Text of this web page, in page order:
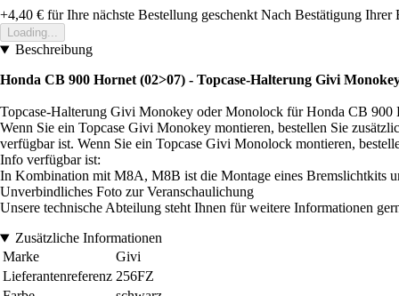
+4,40 € für Ihre nächste Bestellung geschenkt Nach Bestätigung Ihrer
Loading...
Beschreibung
Honda CB 900 Hornet (02>07) - Topcase-Halterung Givi
Topcase-Halterung Givi Monokey oder Monolock für Honda CB 900
Wenn Sie ein Topcase Givi Monokey montieren, bestellen Sie
verfügbar ist. Wenn Sie ein Topcase Givi Monolock montieren,
Info verfügbar ist:
In Kombination mit M8A, M8B ist die Montage eines Bremslichtkits
Unverbindliches Foto zur Veranschaulichung
Unsere technische Abteilung steht Ihnen für weitere Informationen
Zusätzliche Informationen
Marke
Givi
Lieferantenreferenz 256FZ